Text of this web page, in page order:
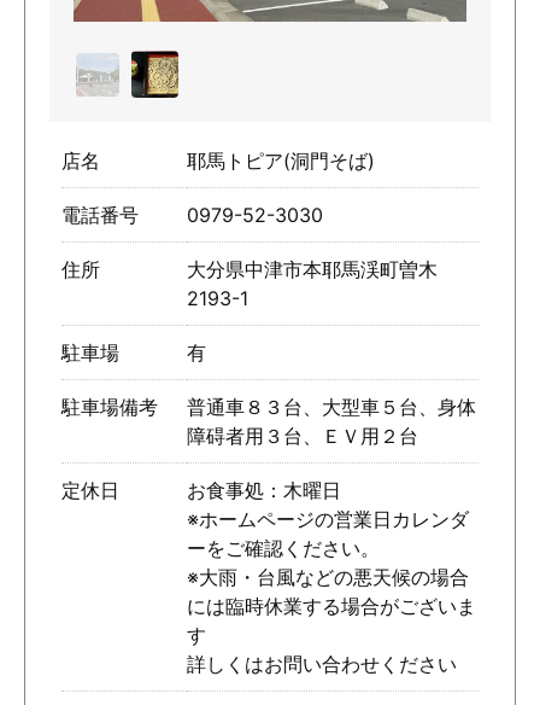
店名 耶馬トピア(洞門そば)
電話番号 0979-52-3030
住所
大分県中津市本耶馬渓町曽木
2193-1
駐車場 有
駐車場備考
普通車８３台、大型車５台、身体
障碍者用３台、ＥＶ用２台
定休日
お食事処：木曜日
※ホームページの営業日カレンダ
ーをご確認ください。
※大雨・台風などの悪天候の場合
には臨時休業する場合がございま
す
詳しくはお問い合わせください